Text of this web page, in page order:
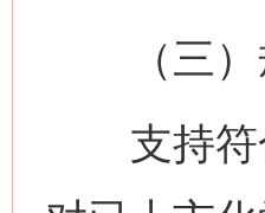
（三）
支持符合